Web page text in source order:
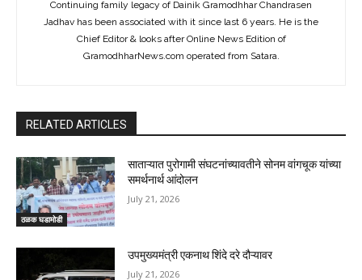
Continuing family legacy of Dainik Gramodhhar Chandrasen
Jadhav has been associated with it since last 6 years. He is the
Chief Editor & looks after Online News Edition of
GramodhharNews.com operated from Satara.
RELATED ARTICLES
ठळक घडामोडी
साताऱ्यात पुरोगामी संघटनांच्यावतीने सोनम वांगचूक यांच्या
समर्थनार्थ आंदोलन
July 21, 2026
उपमुख्यमंत्री एकनाथ शिंदे दरे दौऱ्यावर
July 21, 2026